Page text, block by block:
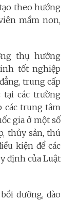
theo hướng
mầm non,
thụ hưởng
tốt nghiệp
trung cấp
các trường
các trung tâm
gia ở một số
thủy sản, thú
kiện để các
định của Luật
dưỡng, đào